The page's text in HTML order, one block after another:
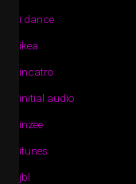
i dance
ikea
incatro
initial audio
inzee
itunes
jbl